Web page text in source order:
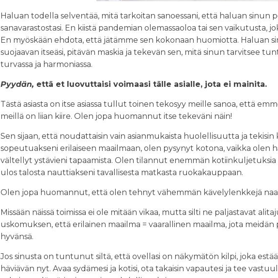
Haluan todella selventää, mitä tarkoitan sanoessani, että haluan sinun
sanavarastostasi. En kiistä pandemian olemassaoloa tai sen vaikutusta,
En myöskään ehdota, että jätämme sen kokonaan huomiotta. Haluan
suojaavan itseäsi, pitävän maskia ja tekevän sen, mitä sinun tarvitsee
turvassa ja harmoniassa.
Pyydän, että et luovuttaisi voimaasi tälle asialle, jota ei mainita.
Tästä asiasta on itse asiassa tullut toinen tekosyy meille sanoa, että
meillä on liian kiire. Olen jopa huomannut itse tekeväni näin!
Sen sijaan, että noudattaisin vain asianmukaista huolellisuutta ja
sopeutuakseni erilaiseen maailmaan, olen pysynyt kotona, vaikka olen
vältellyt ystävieni tapaamista. Olen tilannut enemmän kotiinkuljetuksia
ulos talosta nauttiakseni tavallisesta matkasta ruokakauppaan.
Olen jopa huomannut, että olen tehnyt vähemmän kävelylenkkejä
Missään näissä toimissa ei ole mitään vikaa, mutta silti ne paljastavat
uskomuksen, että erilainen maailma = vaarallinen maailma, jota meidän
hyvänsä.
Jos sinusta on tuntunut siltä, että ovellasi on näkymätön kilpi, joka
häviävän nyt. Avaa sydämesi ja kotisi, ota takaisin vapautesi ja tee